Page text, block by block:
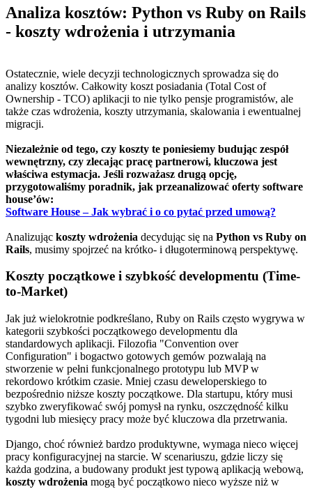
Analiza kosztów: Python vs Ruby on Rails
- koszty wdrożenia i utrzymania
Ostatecznie, wiele decyzji technologicznych sprowadza się do
analizy kosztów. Całkowity koszt posiadania (Total Cost of
Ownership - TCO) aplikacji to nie tylko pensje programistów, ale
także czas wdrożenia, koszty utrzymania, skalowania i ewentualnej
migracji.
Niezależnie od tego, czy koszty te poniesiemy budując zespół
wewnętrzny, czy zlecając pracę partnerowi, kluczowa jest
właściwa estymacja. Jeśli rozważasz drugą opcję,
przygotowaliśmy poradnik, jak przeanalizować oferty software
house’ów:
Software House – Jak wybrać i o co pytać przed umową?
Analizując koszty wdrożenia decydując się na Python vs Ruby on
Rails, musimy spojrzeć na krótko- i długoterminową perspektywę.
Koszty początkowe i szybkość developmentu (Time-
to-Market)
Jak już wielokrotnie podkreślano, Ruby on Rails często wygrywa w
kategorii szybkości początkowego developmentu dla
standardowych aplikacji. Filozofia "Convention over
Configuration" i bogactwo gotowych gemów pozwalają na
stworzenie w pełni funkcjonalnego prototypu lub MVP w
rekordowo krótkim czasie. Mniej czasu deweloperskiego to
bezpośrednio niższe koszty początkowe. Dla startupu, który musi
szybko zweryfikować swój pomysł na rynku, oszczędność kilku
tygodni lub miesięcy pracy może być kluczowa dla przetrwania.
Django, choć również bardzo produktywne, wymaga nieco więcej
pracy konfiguracyjnej na starcie. W scenariuszu, gdzie liczy się
każda godzina, a budowany produkt jest typową aplikacją webową,
koszty wdrożenia mogą być początkowo nieco wyższe niż w